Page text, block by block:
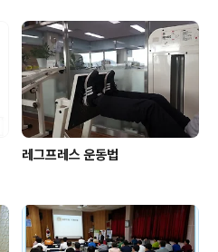
레그프레스 운동법